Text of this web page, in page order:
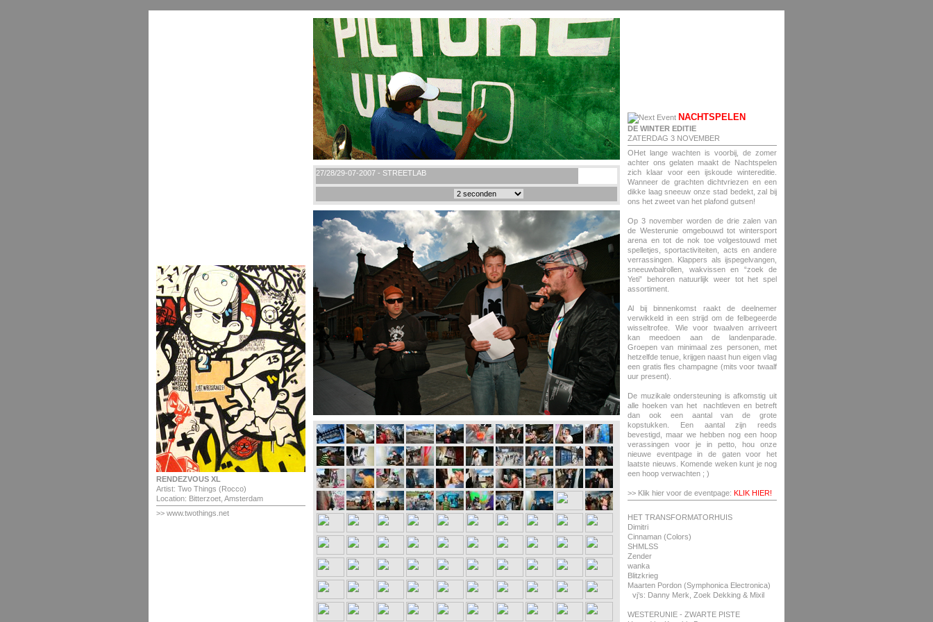
RENDEZVOUS XL
Artist: Two Things (Rocco)
Location: Bitterzoet, Amsterdam
>> www.twothings.net
27/28/29-07-2007 - STREETLAB
NACHTSPELEN
DE WINTER EDITIE
ZATERDAG 3 NOVEMBER
OHet lange wachten is voorbij, de zomer
achter ons gelaten maakt de Nachtspelen
zich klaar voor een ijskoude wintereditie.
Wanneer de grachten dichtvriezen en een
dikke laag sneeuw onze stad bedekt, zal bij
ons het zweet van het plafond gutsen!
Op 3 november worden de drie zalen van
de Westerunie omgebouwd tot wintersport
arena en tot de nok toe volgestouwd met
spelletjes, sportactiviteiten, acts en andere
verrassingen. Klappers als ijspegelvangen,
sneeuwbalrollen, wakvissen en “zoek de
Yeti” behoren natuurlijk weer tot het spel
assortiment.
Al bij binnenkomst raakt de deelnemer
verwikkeld in een strijd om de felbegeerde
wisseltrofee. Wie voor twaalven arriveert
kan meedoen aan de landenparade.
Groepen van minimaal zes personen, met
hetzelfde tenue, krijgen naast hun eigen vlag
een gratis fles champagne (mits voor twaalf
uur present).
De muzikale ondersteuning is afkomstig uit
alle hoeken van het nachtleven en betreft
dan ook een aantal van de grote
kopstukken. Een aantal zijn reeds
bevestigd, maar we hebben nog een hoop
verassingen voor je in petto, hou onze
nieuwe eventpage in de gaten voor het
laatste nieuws. Komende weken kunt je nog
een hoop verwachten ; )
>> Klik hier voor de eventpage: KLIK HIER!
HET TRANSFORMATORHUIS
Dimitri
Cinnaman (Colors)
SHMLSS
Zender
wanka
Blitzkrieg
Maarten Pordon (Symphonica Electronica)
vj’s: Danny Merk, Zoek Dekking & Mixil
WESTERUNIE - ZWARTE PISTE